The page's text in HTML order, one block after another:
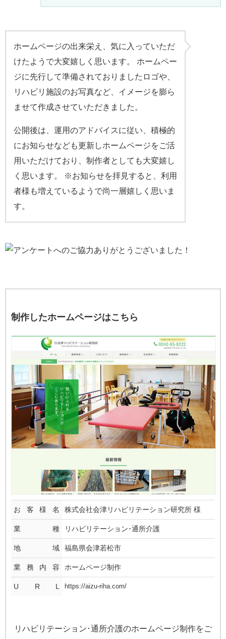
ホームページの出来栄え、気に入っていただ
けたようで大変嬉しく思います。 ホームペー
ジに先行して準備されておりましたロゴや、
リハビリ施設のお写真など、イメージを膨ら
ませて作成させていただきました。
公開後は、運用のアドバイスに従い、積極的
にお知らせなども更新しホームページをご活
用いただけており、制作者としても大変嬉し
く思います。 ※お知らせを拝見すると、利用
者様も増えているようで尚一層嬉しく思いま
す。
制作したホームページはこちら
お客様名 株式会社会津リハビリテーション研究所 様
業種 リハビリテーション･通所介護
地域 福島県会津若松市
業務内容 ホームページ制作
U R L https://aizu-riha.com/
リハビリテーション･通所介護のホームページ制作をご